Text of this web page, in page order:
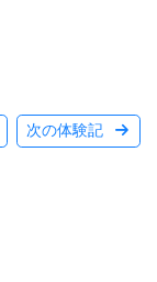
次の体験記